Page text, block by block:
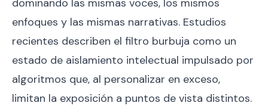
enfoques y las mismas narrativas. Estudios
recientes describen el filtro burbuja como un
estado de aislamiento intelectual impulsado por
algoritmos que, al personalizar en exceso,
limitan la exposición a puntos de vista distintos.